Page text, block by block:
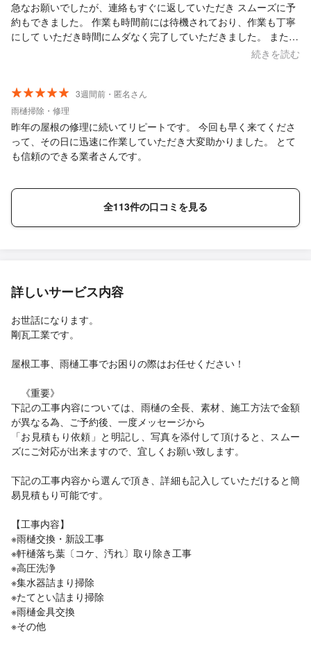
急なお願いでしたが、連絡もすぐに返していただき スムーズに予
約もできました。 作業も時間前には待機されており、作業も丁寧
にして いただき時間にムダなく完了していただきました。 また何
続きを読む
3週間前・匿名さん
雨樋掃除・修理
昨年の屋根の修理に続いてリピートです。 今回も早く来てくださ
って、その日に迅速に作業していただき大変助かりました。 とて
も信頼のできる業者さんです。
全113件の口コミを見る
詳しいサービス内容
お世話になります。
剛瓦工業です。
屋根工事、雨樋工事でお困りの際はお任せください！
《重要》
下記の工事内容については、雨樋の全長、素材、施工方法で金額
が異なる為、ご予約後、一度メッセージから
「お見積もり依頼」と明記し、写真を添付して頂けると、スムー
ズにご対応が出来ますので、宜しくお願い致します。
下記の工事内容から選んで頂き、詳細も記入していただけると簡
易見積もり可能です。
【工事内容】
※雨樋交換・新設工事
※軒樋落ち葉〔コケ、汚れ〕取り除き工事
※高圧洗浄
※集水器詰まり掃除
※たてとい詰まり掃除
※雨樋金具交換
※その他